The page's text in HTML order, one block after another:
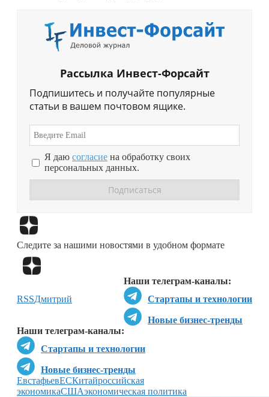
Рассылка Инвест-Форсайт
Подпишитесь и получайте популярные
статьи в вашем почтовом ящике.
Я даю согласие на обработку своих
персональных данных.
Следите за нашими новостями в удобном формате
Наши телеграм-каналы:
Стартапы и технологии
Новые бизнес-тренды
Наши телеграм-каналы:
Стартапы и технологии
Новые бизнес-тренды
RSSДмитрий
ЕвстафьевЕСКитайроссийская
экономикаСШАэкономическая политика